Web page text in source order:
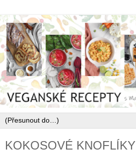
KOKOSOVÉ KNOFLÍKY